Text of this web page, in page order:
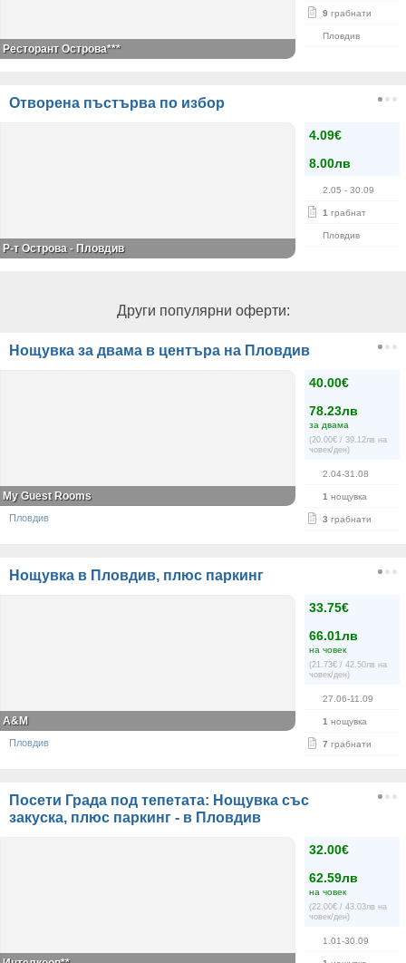
9 грабнати
Пловдив
Ресторант Острова***
Отворена пъстърва по избор
4.09€
8.00лв
2.05 - 30.09
1 грабнат
Пловдив
Р-т Острова - Пловдив
Други популярни оферти:
Нощувка за двама в центъра на Пловдив
40.00€
78.23лв
за двама
(20.00€ / 39.12лв на
човек/ден)
2.04-31.08
1 нощувка
3 грабнати
My Guest Rooms
Пловдив
Нощувка в Пловдив, плюс паркинг
33.75€
66.01лв
на човек
(21.73€ / 42.50лв на
човек/ден)
27.06-11.09
1 нощувка
7 грабнати
A&M
Пловдив
Посети Града под тепетата: Нощувка със
закуска, плюс паркинг - в Пловдив
32.00€
62.59лв
на човек
(22.00€ / 43.03лв на
човек/ден)
1.01-30.09